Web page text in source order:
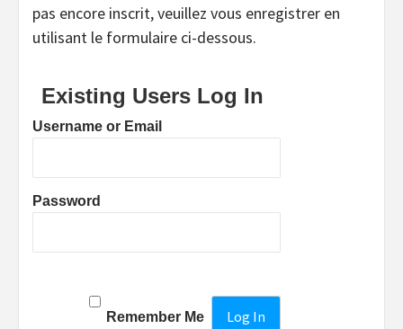
pas encore inscrit, veuillez vous enregistrer en
utilisant le formulaire ci-dessous.
Existing Users Log In
Username or Email
Password
Remember Me